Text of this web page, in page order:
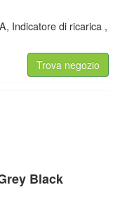
Indicatore di ricarica ,
Trova negozio
Black